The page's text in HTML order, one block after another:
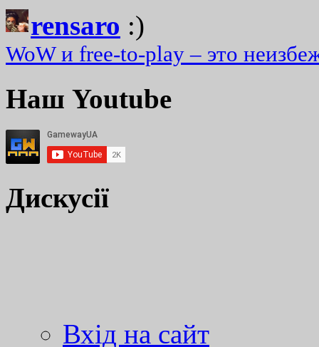
rensaro :)
WoW и free-to-play – это
Наш Youtube
Дискусії
Вхід на сайт